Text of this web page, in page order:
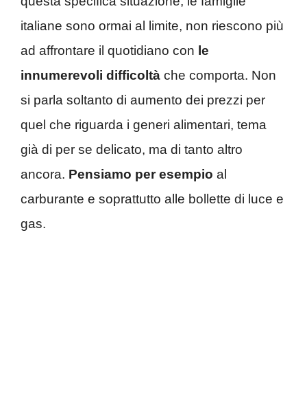
italiane sono ormai al limite, non riescono più
ad affrontare il quotidiano con le
innumerevoli difficoltà che comporta. Non
si parla soltanto di aumento dei prezzi per
quel che riguarda i generi alimentari, tema
già di per se delicato, ma di tanto altro
ancora. Pensiamo per esempio al
carburante e soprattutto alle bollette di luce e
gas.